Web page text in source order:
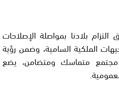
بلادنا بمواصلة الإصلاحات
الملكية السامية، وضمن رؤية
مجتمع متماسك ومتضامن، يضع